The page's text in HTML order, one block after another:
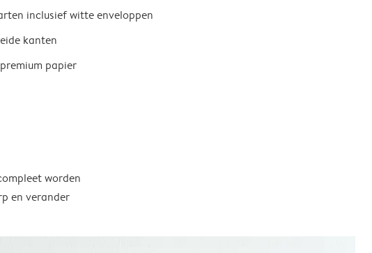
inclusief witte enveloppen
kanten
papier
worden
en verander